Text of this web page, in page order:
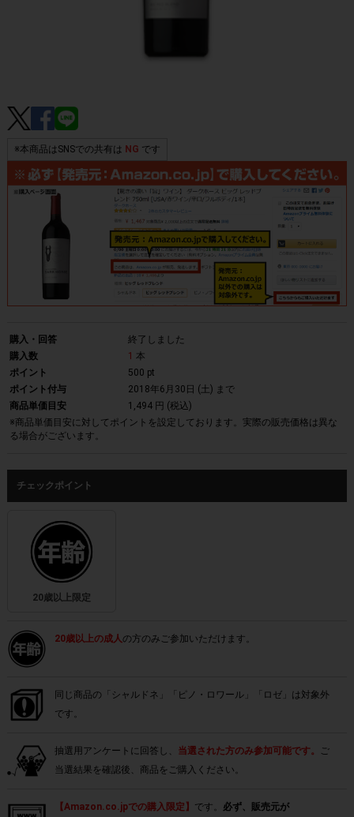
※本商品はSNSでの共有は NG です
購入・回答
終了しました
購入数
1 本
ポイント
500 pt
ポイント付与
2018年6月30日 (土) まで
商品単価目安
1,494 円 (税込)
※商品単価目安に対してポイントを設定しております。実際の販売価格は異な
る場合がございます。
チェックポイント
20歳以上限定
20歳以上の成人の方のみご参加いただけます。
同じ商品の「シャルドネ」「ピノ・ロワール」「ロゼ」は対象外
です。
抽選用アンケートに回答し、 当選された方のみ参加可能です。
ご
当選結果を確認後、商品をご購入ください。
【Amazon.co.jpでの購入限定】 です。 必ず、販売元が